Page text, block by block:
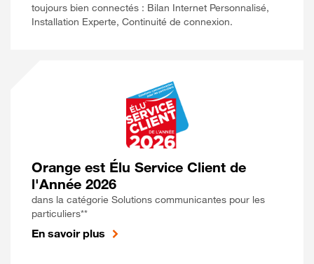
toujours bien connectés : Bilan Internet Personnalisé,
Installation Experte, Continuité de connexion.
Orange est Élu Service Client de
l'Année 2026
dans la catégorie Solutions communicantes pour les
particuliers**
En savoir plus